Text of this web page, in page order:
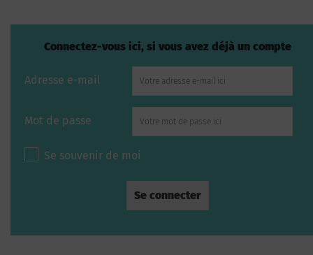
Connectez-vous ici, si vous avez déjà un compte
Adresse e-mail
Mot de passe
Se souvenir de moi